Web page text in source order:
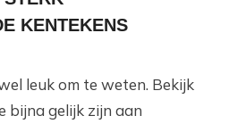
KENTEKENS
leuk om te weten. Bekijk
bijna gelijk zijn aan